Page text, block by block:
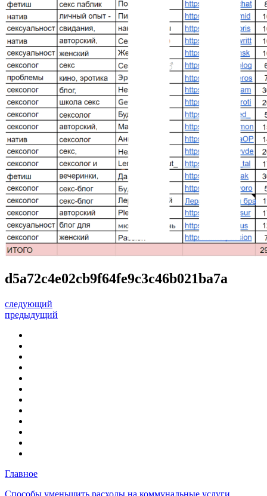
d5a72c4e02cb9f64fe9c3c46b021ba7a
следующий
предыдущий
Главное
Способы уменьшить расходы на коммунальные услуги,